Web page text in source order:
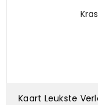
Kaart Leukste